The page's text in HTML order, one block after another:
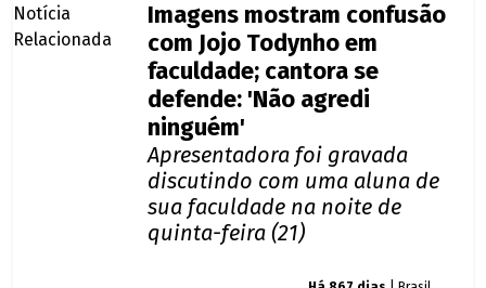
Imagens mostram confusão
com Jojo Todynho em
faculdade; cantora se
defende: 'Não agredi
ninguém'
Apresentadora foi gravada
discutindo com uma aluna de
sua faculdade na noite de
quinta-feira (21)